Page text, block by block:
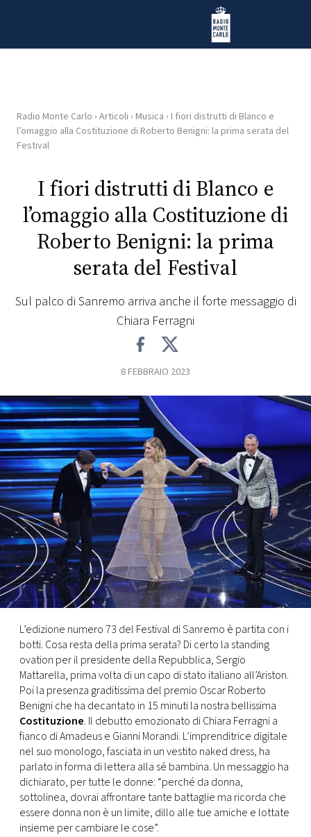
Radio Monte Carlo
HOME
WEB
RADIO
NEWS
EVENTI
VIDEO
TV
PRINCIPATO
DI
MONACO
RMC
CONSIGLIA
Radio Monte Carlo › Articoli › Musica › I fiori distrutti di Blanco e
l’omaggio alla Costituzione di Roberto Benigni: la prima serata del
Festival
I fiori distrutti di Blanco e
l’omaggio alla Costituzione di
Roberto Benigni: la prima
serata del Festival
Sul palco di Sanremo arriva anche il forte messaggio di
Chiara Ferragni
8 FEBBRAIO 2023
L’edizione numero 73 del Festival di Sanremo è partita con i
botti. Cosa resta della prima serata? Di certo la standing
ovation per il presidente della Repubblica, Sergio
Mattarella, prima volta di un capo di stato italiano all’Ariston.
Poi la presenza graditissima del premio Oscar Roberto
Benigni che ha decantato in 15 minuti la nostra bellissima
Costituzione. Il debutto emozionato di Chiara Ferragni a
fianco di Amadeus e Gianni Morandi. L’imprenditrice digitale
nel suo monologo, fasciata in un vestito naked dress, ha
parlato in forma di lettera alla sé bambina. Un messaggio ha
dichiarato, per tutte le donne: “perché da donna,
sottolinea, dovrai affrontare tante battaglie ma ricorda che
essere donna non è un limite, dillo alle tue amiche e lottate
insieme per cambiare le cose”.